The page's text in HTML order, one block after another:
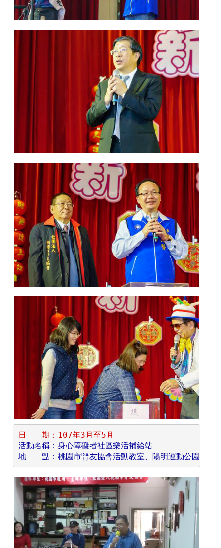
日　　期：107年3月至5月
活動名稱：身心障礙者社區樂活補給站
地　　點：桃園市腎友協會活動教室、陽明運動公園